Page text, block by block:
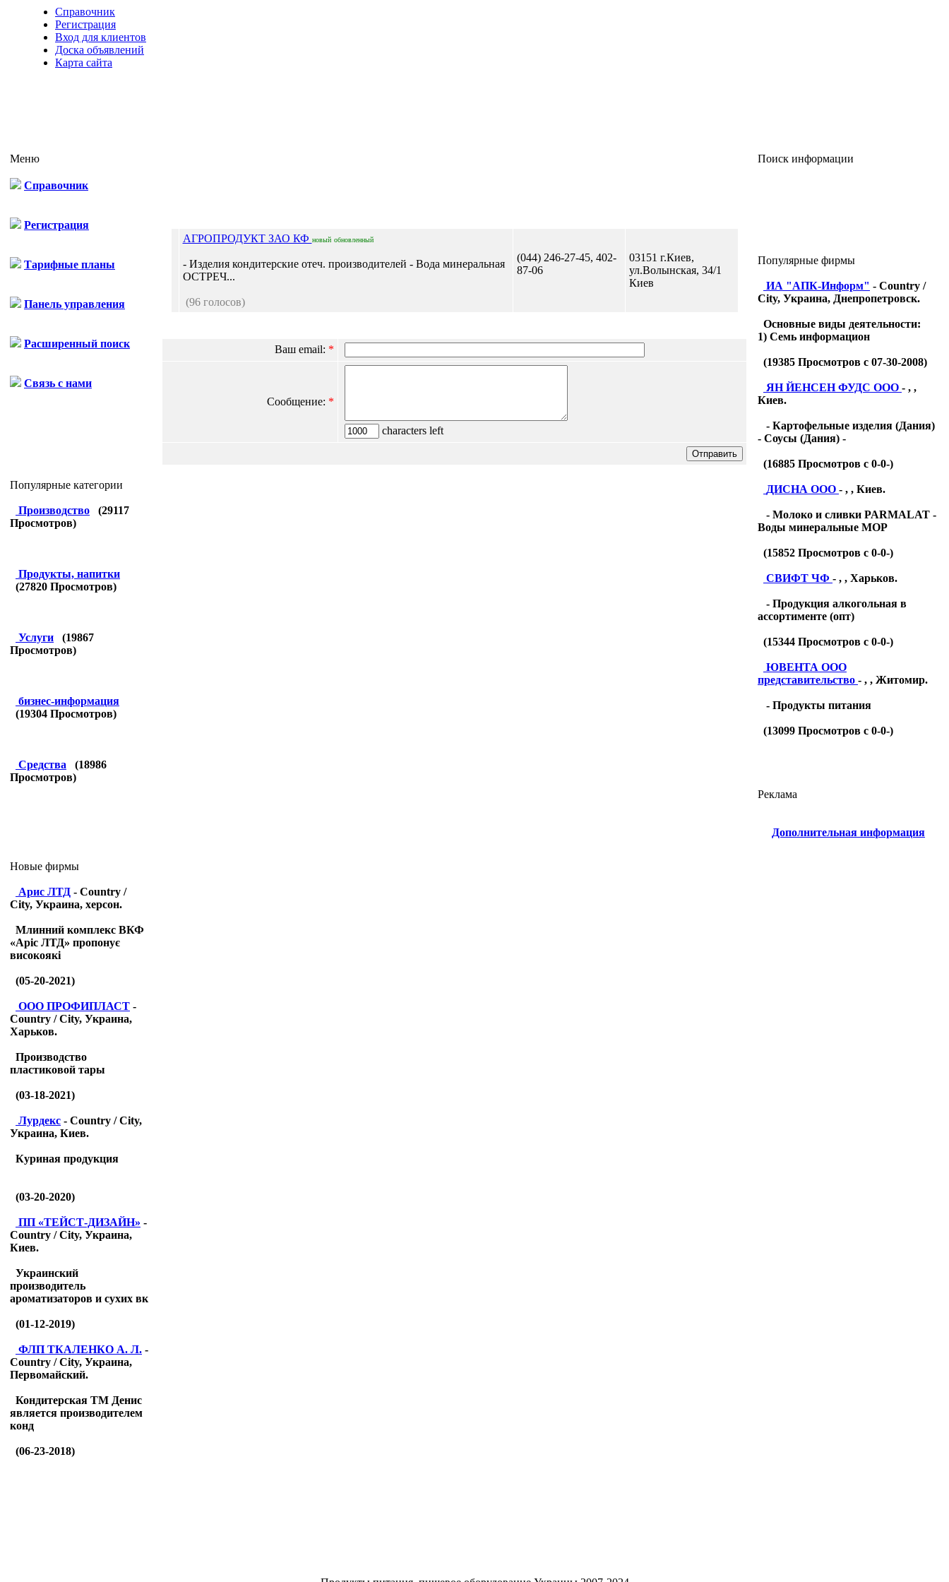
Справочник
Регистрация
Вход для клиентов
Доска объявлений
Карта сайта
Меню
Справочник
Регистрация
Тарифные планы
Панель управления
Расширенный поиск
Связь с нами
Популярные категории
Производство (29117
Просмотров)
Продукты, напитки
(27820 Просмотров)
Услуги (19867
Просмотров)
бизнес-информация
(19304 Просмотров)
Средства (18986
Просмотров)
Новые фирмы
Арис ЛТД - Country /
City, Украина, херсон.
Млинний комплекс ВКФ
«Аріс ЛТД» пропонує
високоякі
(05-20-2021)
ООО ПРОФИПЛАСТ -
Country / City, Украина,
Харьков.
Производство
пластиковой тары
(03-18-2021)
Лурдекс - Country / City,
Украина, Киев.
Куриная продукция
(03-20-2020)
ПП «ТЕЙСТ-ДИЗАЙН» -
Country / City, Украина,
Киев.
Украинский
производитель
ароматизаторов и сухих вк
(01-12-2019)
ФЛП ТКАЛЕНКО А. Л. -
Country / City, Украина,
Первомайский.
Кондитерская ТМ Денис
является производителем
конд
(06-23-2018)
АГРОПРОДУКТ ЗАО КФ новый обновленный
- Изделия кондитерские отеч. производителей - Вода минеральная
ОСТРЕЧ...
(96 голосов)
(044) 246-27-45, 402-
87-06
03151 г.Киев,
ул.Волынская, 34/1
Киев
Ваш email: *
Сообщение: *
characters left
Поиск информации
Популярные фирмы
ИА "АПК-Информ" - Country /
City, Украина, Днепропетровск.
Основные виды деятельности:
1) Семь информацион
(19385 Просмотров с 07-30-2008)
ЯН ЙЕНСЕН ФУДС ООО - , ,
Киев.
- Картофельные изделия (Дания)
- Соусы (Дания) -
(16885 Просмотров с 0-0-)
ДИСНА ООО - , , Киев.
- Молоко и сливки PARMALAT -
Воды минеральные МОР
(15852 Просмотров с 0-0-)
СВИФТ ЧФ - , , Харьков.
- Продукция алкогольная в
ассортименте (опт)
(15344 Просмотров с 0-0-)
ЮВЕНТА ООО
представительство - , , Житомир.
- Продукты питания
(13099 Просмотров с 0-0-)
Реклама
Дополнительная информация